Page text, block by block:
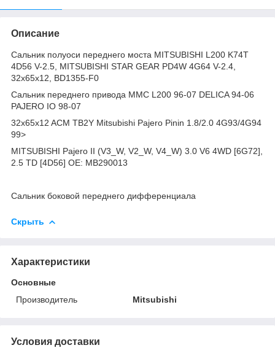
Описание
Сальник полуоси переднего моста MITSUBISHI L200 K74T
4D56 V-2.5, MITSUBISHI STAR GEAR PD4W 4G64 V-2.4,
32x65x12, BD1355-F0
Сальник переднего привода MMC L200 96-07 DELICA 94-06
PAJERO IO 98-07
32x65x12 ACM TB2Y Mitsubishi Pajero Pinin 1.8/2.0 4G93/4G94
99>
MITSUBISHI Pajero II (V3_W, V2_W, V4_W) 3.0 V6 4WD [6G72],
2.5 TD [4D56] OE: MB290013
Сальник боковой переднего дифференциала
Скрыть
Характеристики
Основные
Производитель
Mitsubishi
Условия доставки